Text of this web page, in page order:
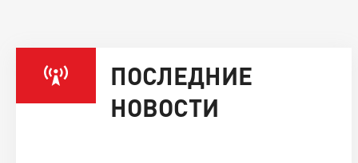
ПОСЛЕДНИЕ
НОВОСТИ